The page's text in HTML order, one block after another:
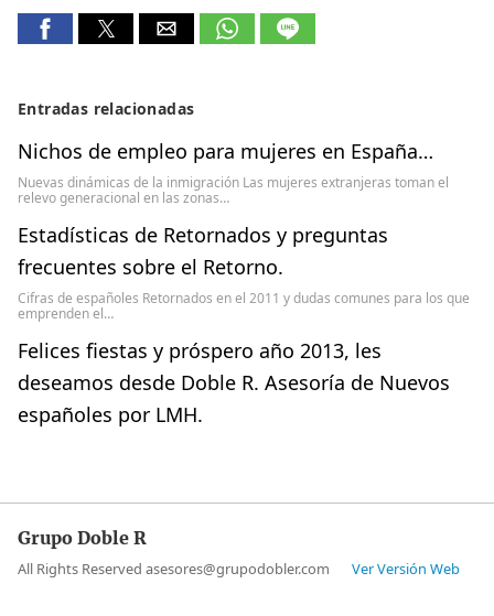
Entradas relacionadas
Nichos de empleo para mujeres en España…
Nuevas dinámicas de la inmigración Las mujeres extranjeras toman el
relevo generacional en las zonas…
Estadísticas de Retornados y preguntas
frecuentes sobre el Retorno.
Cifras de españoles Retornados en el 2011 y dudas comunes para los que
emprenden el…
Felices fiestas y próspero año 2013, les
deseamos desde Doble R. Asesoría de Nuevos
españoles por LMH.
Grupo Doble R
All Rights Reserved asesores@grupodobler.com Ver Versión Web